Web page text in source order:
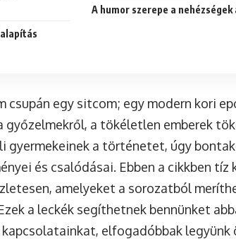
A humor szerepe a
csupán egy sitcom; egy modern kori
győzelmekről, a tökéletlen emberek
gyermekeinek a történetet, úgy
és csalódásai. Ebben a cikkben tíz
amelyeket a sorozatból
a leckék segíthetnek bennünket
elfogadóbbak legyünk